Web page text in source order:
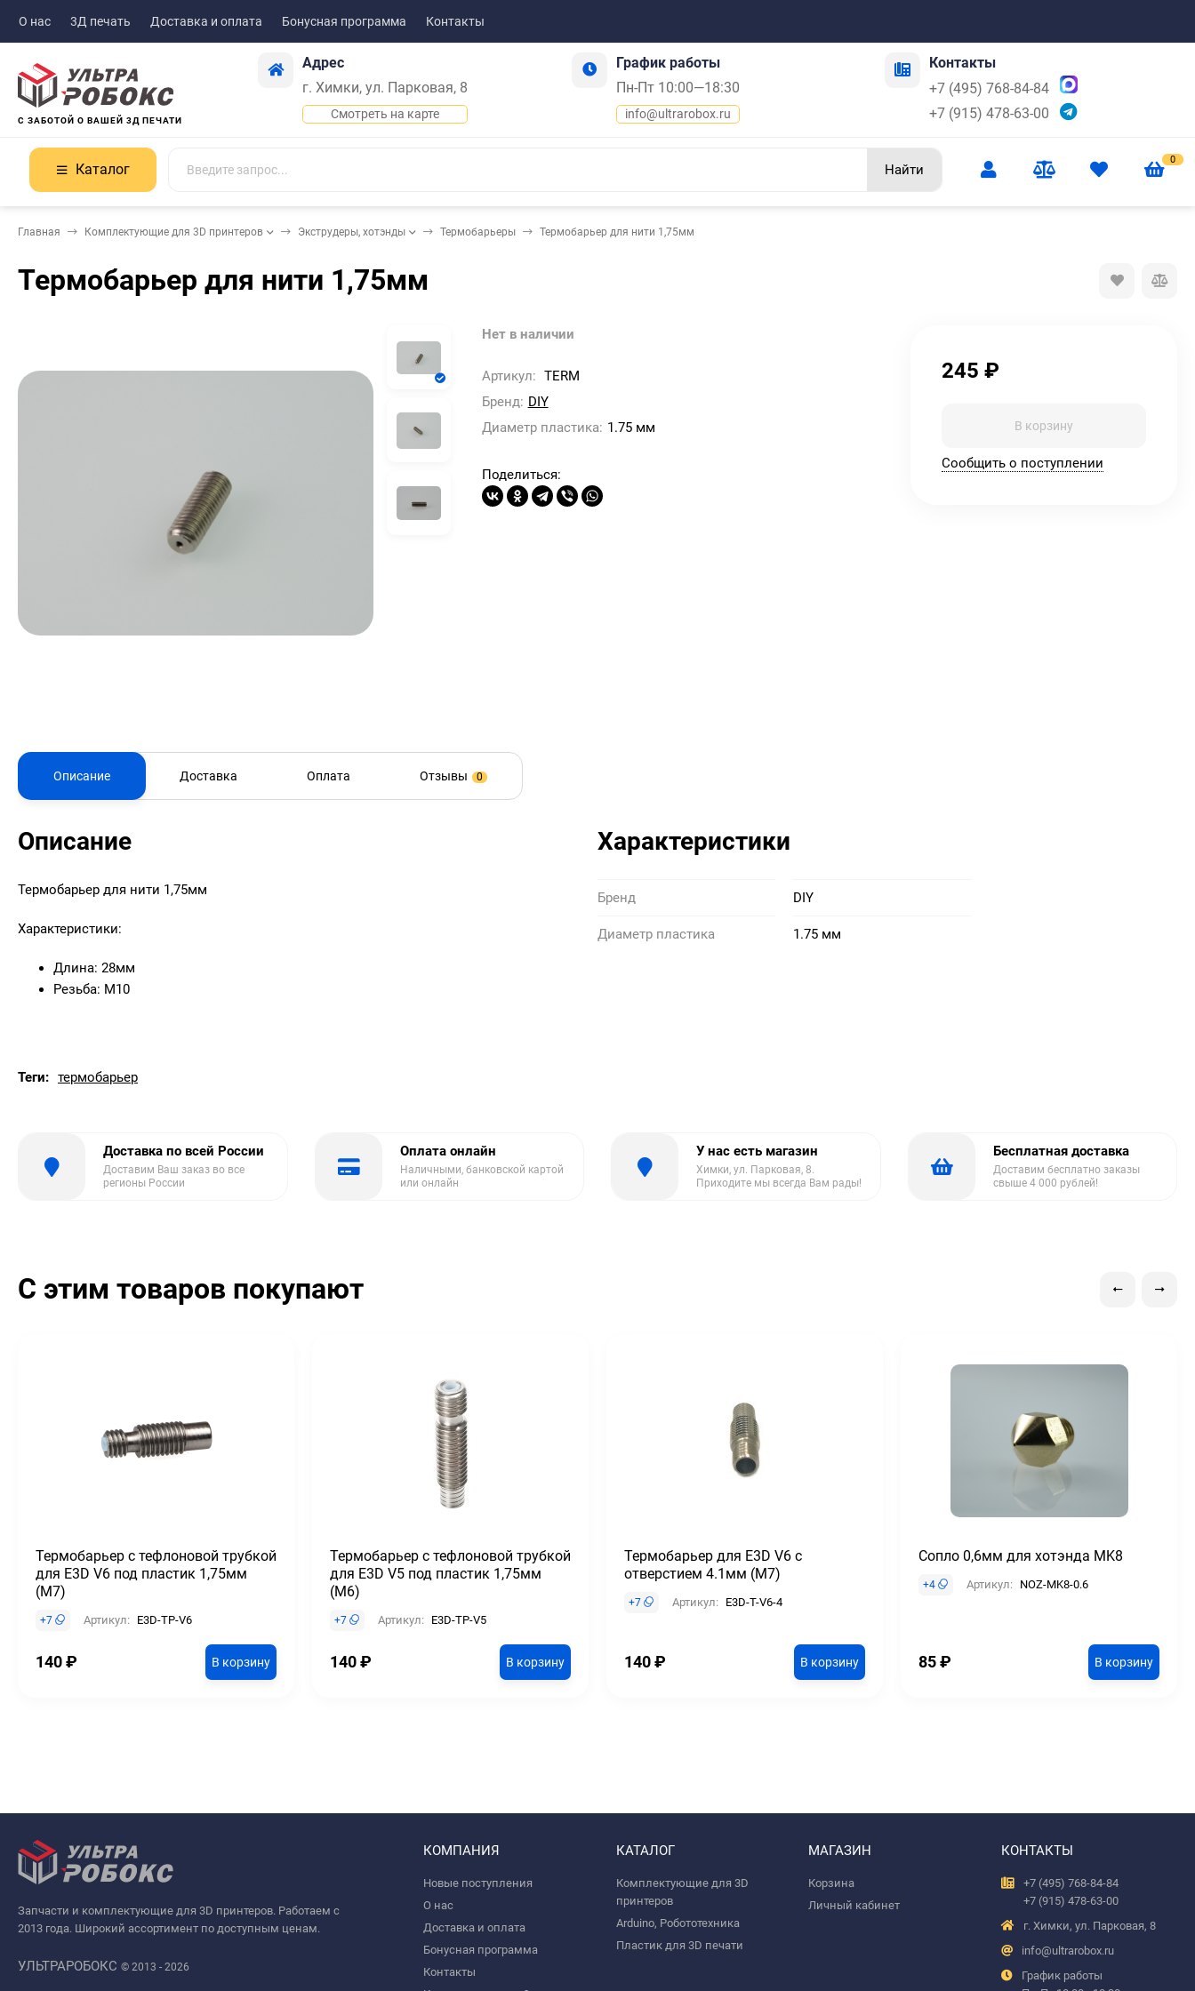
О нас 3Д печать Доставка и оплата Бонусная программа Контакты
С ЗАБОТОЙ О ВАШЕЙ 3Д ПЕЧАТИ
Адрес
г. Химки, ул. Парковая, 8
Смотреть на карте
График работы
Пн-Пт 10:00—18:30
info@ultrarobox.ru
Контакты
+7 (495) 768-84-84
+7 (915) 478-63-00
Каталог Найти
0
Главная Комплектующие для 3D принтеров Экструдеры, хотэнды Термобарьеры Термобарьер для нити 1,75мм
Термобарьер для нити 1,75мм
Нет в наличии
Артикул: TERM
Бренд: DIY
Диаметр пластика: 1.75 мм
Поделиться:
245 ₽
В корзину
Сообщить о поступлении
Описание Доставка Оплата Отзывы 0
Описание
Термобарьер для нити 1,75мм
Характеристики:
Длина: 28мм
Резьба: М10
Характеристики
Бренд DIY
Диаметр пластика 1.75 мм
Теги: термобарьер
Доставка по всей России
Доставим Ваш заказ во все
регионы России
Оплата онлайн
Наличными, банковской картой
или онлайн
У нас есть магазин
Химки, ул. Парковая, 8.
Приходите мы всегда Вам рады!
Бесплатная доставка
Доставим бесплатно заказы
свыше 4 000 рублей!
С этим товаров покупают
Термобарьер с тефлоновой трубкой
для E3D V6 под пластик 1,75мм
(М7)
+7 Артикул: E3D-TP-V6
140₽ В корзину
Термобарьер с тефлоновой трубкой
для E3D V5 под пластик 1,75мм
(М6)
+7 Артикул: E3D-TP-V5
140₽ В корзину
Термобарьер для E3D V6 с
отверстием 4.1мм (М7)
+7 Артикул: E3D-T-V6-4
140₽ В корзину
Сопло 0,6мм для хотэнда MK8
+4 Артикул: NOZ-MK8-0.6
85₽ В корзину
Запчасти и комплектующие для 3D принтеров. Работаем с
2013 года. Широкий ассортимент по доступным ценам.
УЛЬТРАРОБОКС © 2013 - 2026
КОМПАНИЯ
Новые поступления
О нас
Доставка и оплата
Бонусная программа
Контакты
КАТАЛОГ
Комплектующие для 3D
принтеров
Arduino, Робототехника
Пластик для 3D печати
МАГАЗИН
Корзина
Личный кабинет
КОНТАКТЫ
+7 (495) 768-84-84
+7 (915) 478-63-00
г. Химки, ул. Парковая, 8
info@ultrarobox.ru
График работы